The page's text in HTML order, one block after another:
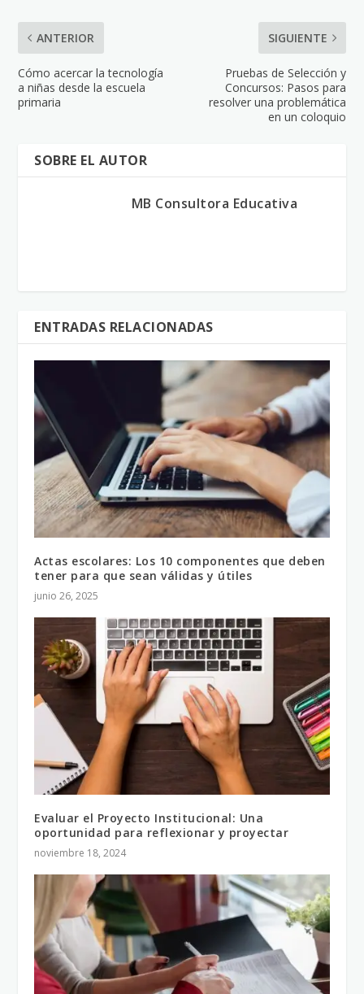
ANTERIOR
Cómo acercar la tecnología
a niñas desde la escuela
primaria
SIGUIENTE
Pruebas de Selección y
Concursos: Pasos para
resolver una problemática
en un coloquio
SOBRE EL AUTOR
MB Consultora Educativa
ENTRADAS RELACIONADAS
Actas escolares: Los 10 componentes que deben
tener para que sean válidas y útiles
junio 26, 2025
Evaluar el Proyecto Institucional: Una
oportunidad para reflexionar y proyectar
noviembre 18, 2024